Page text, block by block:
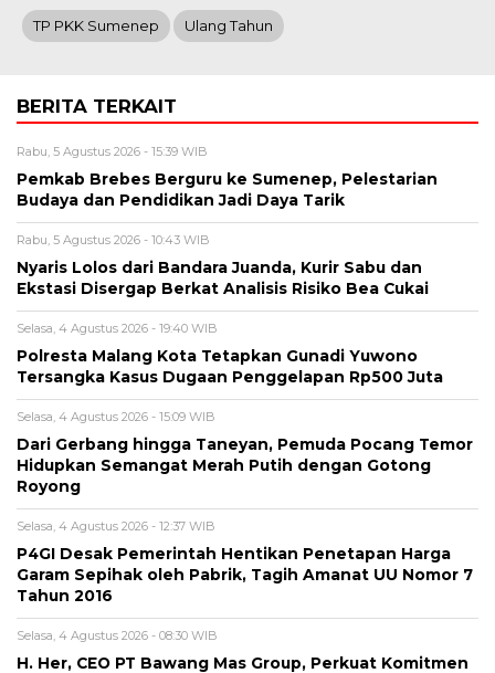
TP PKK Sumenep Ulang Tahun
BERITA TERKAIT
Rabu, 5 Agustus 2026 - 15:39 WIB
Pemkab Brebes Berguru ke Sumenep, Pelestarian
Budaya dan Pendidikan Jadi Daya Tarik
Rabu, 5 Agustus 2026 - 10:43 WIB
Nyaris Lolos dari Bandara Juanda, Kurir Sabu dan
Ekstasi Disergap Berkat Analisis Risiko Bea Cukai
Selasa, 4 Agustus 2026 - 19:40 WIB
Polresta Malang Kota Tetapkan Gunadi Yuwono
Tersangka Kasus Dugaan Penggelapan Rp500 Juta
Selasa, 4 Agustus 2026 - 15:09 WIB
Dari Gerbang hingga Taneyan, Pemuda Pocang Temor
Hidupkan Semangat Merah Putih dengan Gotong
Royong
Selasa, 4 Agustus 2026 - 12:37 WIB
P4GI Desak Pemerintah Hentikan Penetapan Harga
Garam Sepihak oleh Pabrik, Tagih Amanat UU Nomor 7
Tahun 2016
Selasa, 4 Agustus 2026 - 08:30 WIB
H. Her, CEO PT Bawang Mas Group, Perkuat Komitmen